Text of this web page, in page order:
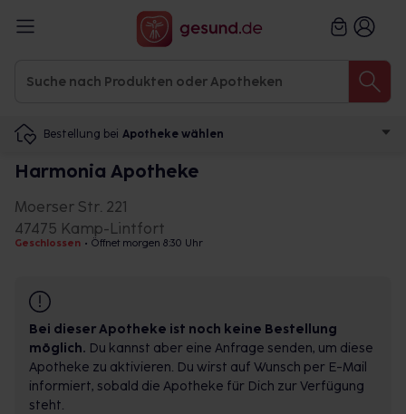
Bestellung bei Apotheke wählen
Harmonia Apotheke
Moerser Str. 221
47475 Kamp-Lintfort
Geschlossen • Öffnet morgen 8:30 Uhr
Bei dieser Apotheke ist noch keine Bestellung
möglich. Du kannst aber eine Anfrage senden, um diese
Apotheke zu aktivieren. Du wirst auf Wunsch per E-Mail
informiert, sobald die Apotheke für Dich zur Verfügung
steht.